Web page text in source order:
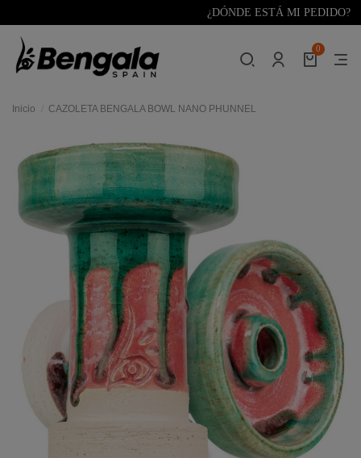
¿DÓNDE ESTÁ MI PEDIDO?
0
Inicio CAZOLETA BENGALA BOWL NANO PHUNNEL